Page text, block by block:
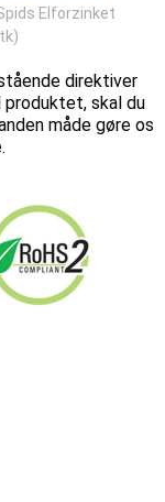
Elforzinket
direktiver
skal du
måde gøre os